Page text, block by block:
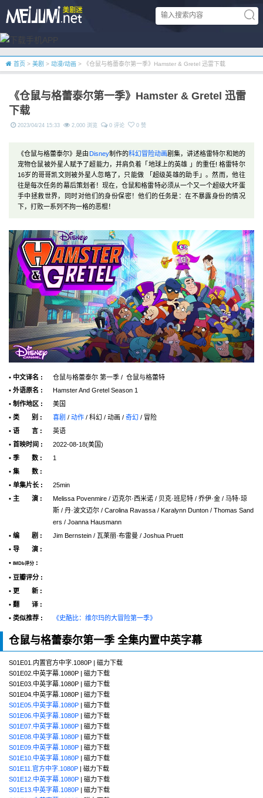
首页 > 美剧 > 动漫/动画 > 《仓鼠与格蕾泰尔第一季》Hamster & Gretel 迅雷下载
《仓鼠与格蕾泰尔第一季》Hamster & Gretel 迅雷
下载
2023/04/24 15:33 2,000 浏览 0 评论 0 赞
《仓鼠与格蕾泰尔》是由 Disney制作的科幻冒险动画剧集，讲述格雷特尔和她的
宠物仓鼠被外星人赋予了超能力，并肩负着「地球上的英雄 」的重任! 格雷特尔
16岁的哥哥凯文则被外星人忽略了，只能做 「超级英雄的助手」。然而，他往
往是每次任务的幕后策划者！现在，仓鼠和格雷特必须从一个又一个超级大坏蛋
手中拯救世界，同时对他们的身份保密！他们的任务是：在不暴露身份的情况
下，打败一系列不拘一格的恶棍！
• 中文译名 :
仓鼠与格蕾泰尔 第一季 / 仓鼠与格蕾特
• 外语原名 :
Hamster And Gretel Season 1
• 制作地区 :
美国
• 类 别 :
喜剧 / 动作 / 科幻 / 动画 / 奇幻 / 冒险
• 语 言 :
英语
• 首映时间 :
2022-08-18(美国)
• 季 数 :
1
• 集 数 :
• 单集片长 :
25min
• 主 演 :
Melissa Povenmire / 迈克尔·西米诺 / 贝克·班尼特 / 乔伊·金 / 马特·琼
斯 / 丹·波文迈尔 / Carolina Ravassa / Karalynn Dunton / Thomas Sand
ers / Joanna Hausmann
• 编 剧 :
Jim Bernstein / 瓦莱丽·布雷曼 / Joshua Pruett
• 导 演 :
•
IMDb评分 :
• 豆瓣评分 :
• 更 新 :
• 翻 译 :
• 类似推荐 :
《史酷比：维尔玛的大冒险第一季》
仓鼠与格蕾泰尔第一季 全集内置中英字幕
S01E01.内置官方中字.1080P | 磁力下载
S01E02.中英字幕.1080P | 磁力下载
S01E03.中英字幕.1080P | 磁力下载
S01E04.中英字幕.1080P | 磁力下载
S01E05.中英字幕.1080P | 磁力下载
S01E06.中英字幕.1080P | 磁力下载
S01E07.中英字幕.1080P | 磁力下载
S01E08.中英字幕.1080P | 磁力下载
S01E09.中英字幕.1080P | 磁力下载
S01E10.中英字幕.1080P | 磁力下载
S01E11.官方中字.1080P | 磁力下载
S01E12.中英字幕.1080P | 磁力下载
S01E13.中英字幕.1080P | 磁力下载